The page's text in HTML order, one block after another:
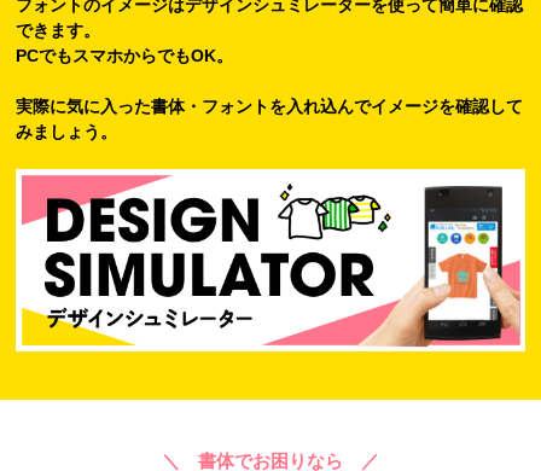
フォントのイメージはデザインシュミレーターを使って簡単に確認
できます。
PCでもスマホからでもOK。
実際に気に入った書体・フォントを入れ込んでイメージを確認して
みましょう。
＼ 書体でお困りなら ／